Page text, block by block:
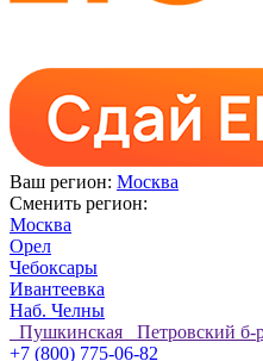
Ваш регион: Москва
Сменить регион:
Москва
Орел
Чебоксары
Ивантеевка
Наб. Челны
Пушкинская Петровский б-
+7 (800) 775-06-82